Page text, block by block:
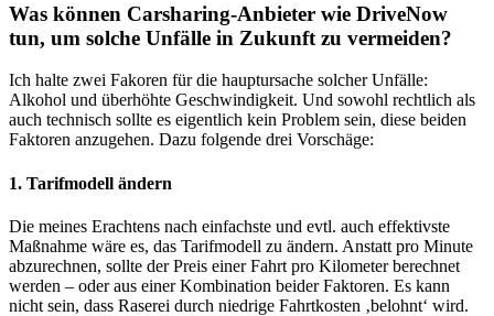
Was können Carsharing-Anbieter wie DriveNow
tun, um solche Unfälle in Zukunft zu vermeiden?
Ich halte zwei Fakoren für die hauptursache solcher Unfälle:
Alkohol und überhöhte Geschwindigkeit. Und sowohl rechtlich als
auch technisch sollte es eigentlich kein Problem sein, diese beiden
Faktoren anzugehen. Dazu folgende drei Vorschäge:
1. Tarifmodell ändern
Die meines Erachtens nach einfachste und evtl. auch effektivste
Maßnahme wäre es, das Tarifmodell zu ändern. Anstatt pro Minute
abzurechnen, sollte der Preis einer Fahrt pro Kilometer berechnet
werden – oder aus einer Kombination beider Faktoren. Es kann
nicht sein, dass Raserei durch niedrige Fahrtkosten ‚belohnt‘ wird.